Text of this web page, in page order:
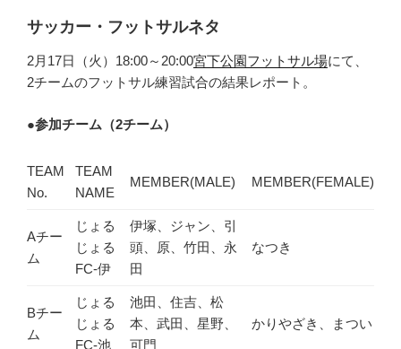
サッカー・フットサルネタ
2月17日（火）18:00～20:00宮下公園フットサル場にて、
2チームのフットサル練習試合の結果レポート。
●参加チーム（2チーム）
TEAM
No.
TEAM
NAME
MEMBER(MALE) MEMBER(FEMALE)
Aチー
ム
じょる
じょる
FC-伊
伊塚、ジャン、引
頭、原、竹田、永
田
なつき
Bチー
ム
じょる
じょる
FC-池
池田、住吉、松
本、武田、星野、
可門
かりやざき、まつい